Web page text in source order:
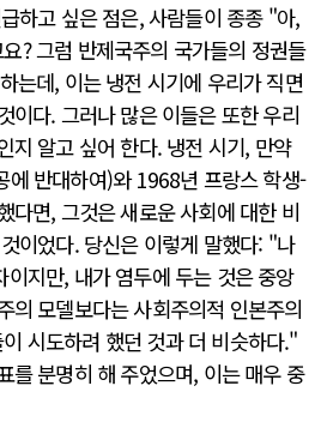
하고 싶은 점은, 사람들이 종종 "아,
? 그럼 반제국주의 국가들의 정권들
는데, 이는 냉전 시기에 우리가 직면
이다. 그러나 많은 이들은 또한 우리
지 알고 싶어 한다. 냉전 시기, 만약
에 반대하여)와 1968년 프랑스 학생-
다면, 그것은 새로운 사회에 대한 비
이었다. 당신은 이렇게 말했다: "나
지만, 내가 염두에 두는 것은 중앙
의 모델보다는 사회주의적 인본주의
시도하려 했던 것과 더 비슷하다."
를 분명히 해 주었으며, 이는 매우 중